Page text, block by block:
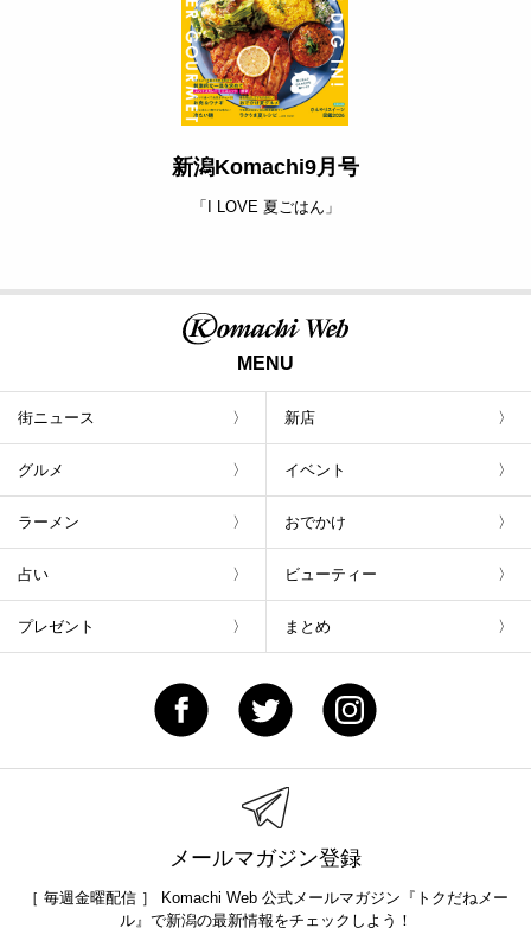
新潟Komachi9月号
「I LOVE 夏ごはん」
MENU
街ニュース 新店
グルメ イベント
ラーメン おでかけ
占い ビューティー
プレゼント まとめ
メールマガジン登録
［ 毎週金曜配信 ］ Komachi Web 公式メールマガジン『トクだねメー
ル』で新潟の最新情報をチェックしよう！